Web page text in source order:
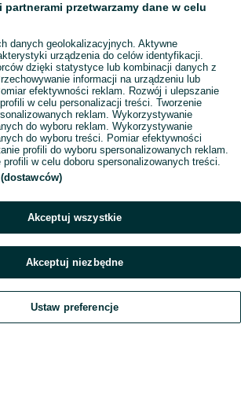
Dodaj Czat Konto
partnerami przetwarzamy dane w celu
danych geolokalizacyjnych. Aktywne
urządzenia do celów identyfikacji.
dzięki statystyce lub kombinacji danych z
informacji na urządzeniu lub
efektywności reklam. Rozwój i ulepszanie
w celu personalizacji treści. Tworzenie
reklam. Wykorzystywanie
do wyboru reklam. Wykorzystywanie
do wyboru treści. Pomiar efektywności
profili do wyboru spersonalizowanych reklam.
w celu doboru spersonalizowanych treści.
Akceptuj wszystkie
Akceptuj niezbędne
Ustaw preferencje